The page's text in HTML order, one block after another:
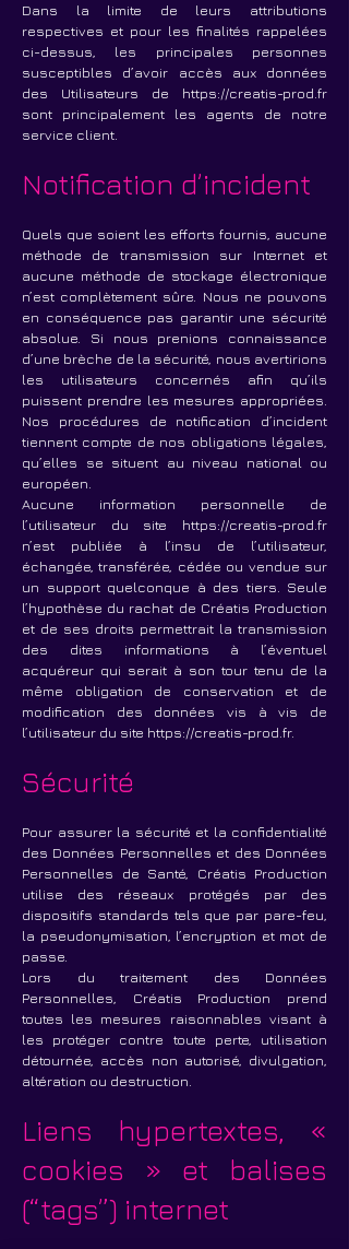
Dans la limite de leurs attributions
respectives et pour les finalités rappelées
ci-dessus, les principales personnes
susceptibles d’avoir accès aux données
des Utilisateurs de https://creatis-prod.fr
sont principalement les agents de notre
service client.
Notification d’incident
Quels que soient les efforts fournis, aucune
méthode de transmission sur Internet et
aucune méthode de stockage électronique
n’est complètement sûre. Nous ne pouvons
en conséquence pas garantir une sécurité
absolue. Si nous prenions connaissance
d’une brèche de la sécurité, nous avertirions
les utilisateurs concernés afin qu’ils
puissent prendre les mesures appropriées.
Nos procédures de notification d’incident
tiennent compte de nos obligations légales,
qu’elles se situent au niveau national ou
européen.
Aucune information personnelle de
l’utilisateur du site https://creatis-prod.fr
n’est publiée à l’insu de l’utilisateur,
échangée, transférée, cédée ou vendue sur
un support quelconque à des tiers. Seule
l’hypothèse du rachat de Créatis Production
et de ses droits permettrait la transmission
des dites informations à l’éventuel
acquéreur qui serait à son tour tenu de la
même obligation de conservation et de
modification des données vis à vis de
l’utilisateur du site https://creatis-prod.fr.
Sécurité
Pour assurer la sécurité et la confidentialité
des Données Personnelles et des Données
Personnelles de Santé, Créatis Production
utilise des réseaux protégés par des
dispositifs standards tels que par pare-feu,
la pseudonymisation, l’encryption et mot de
passe.
Lors du traitement des Données
Personnelles, Créatis Production prend
toutes les mesures raisonnables visant à
les protéger contre toute perte, utilisation
détournée, accès non autorisé, divulgation,
altération ou destruction.
Liens hypertextes, «
cookies » et balises
(“tags”) internet